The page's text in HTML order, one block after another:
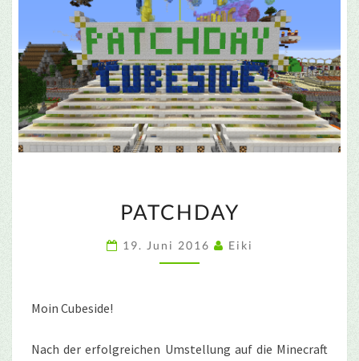
PATCHDAY
19. Juni 2016 Eiki
Moin Cubeside!
Nach der erfolgreichen Umstellung auf die Minecraft